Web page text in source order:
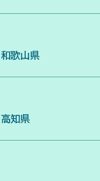
和歌山県
高知県